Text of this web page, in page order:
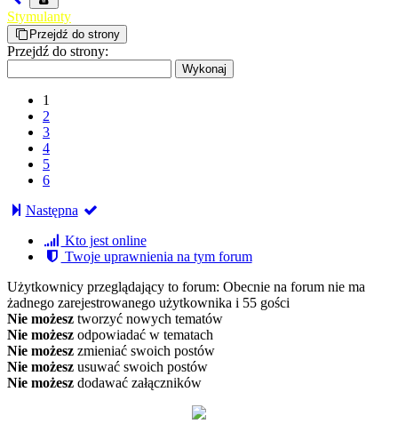
Stymulanty
Przejdź do strony
Przejdź do strony:
1
2
3
4
5
6
Następna
Kto jest online
Twoje uprawnienia na tym forum
Użytkownicy przeglądający to forum: Obecnie na forum nie ma
żadnego zarejestrowanego użytkownika i 55 gości
Nie możesz tworzyć nowych tematów
Nie możesz odpowiadać w tematach
Nie możesz zmieniać swoich postów
Nie możesz usuwać swoich postów
Nie możesz dodawać załączników